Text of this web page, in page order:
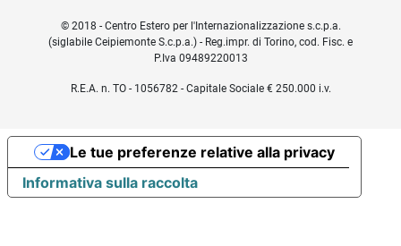
© 2018 - Centro Estero per l'Internazionalizzazione s.c.p.a.
(siglabile Ceipiemonte S.c.p.a.) - Reg.impr. di Torino, cod. Fisc. e
P.Iva 09489220013
R.E.A. n. TO - 1056782 - Capitale Sociale € 250.000 i.v.
Informativa sulla raccolta
Le tue preferenze relative alla privacy